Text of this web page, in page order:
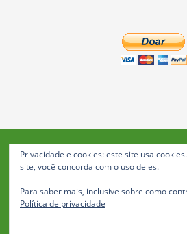
Blog da Feira: Jornal de Notícias
Todos os direitos
Política de
Privacidade e cookies: este site usa
site, você concorda com o uso deles.
Para saber mais, inclusive sobre como
Política de privacidade